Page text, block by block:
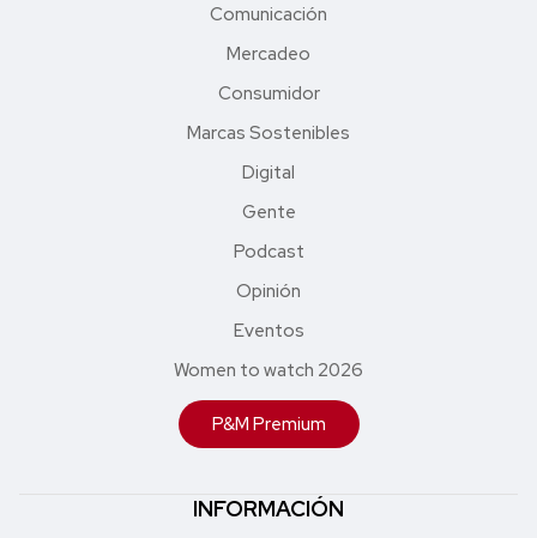
Comunicación
Mercadeo
Consumidor
Marcas Sostenibles
Digital
Gente
Podcast
Opinión
Eventos
Women to watch 2026
P&M Premium
INFORMACIÓN